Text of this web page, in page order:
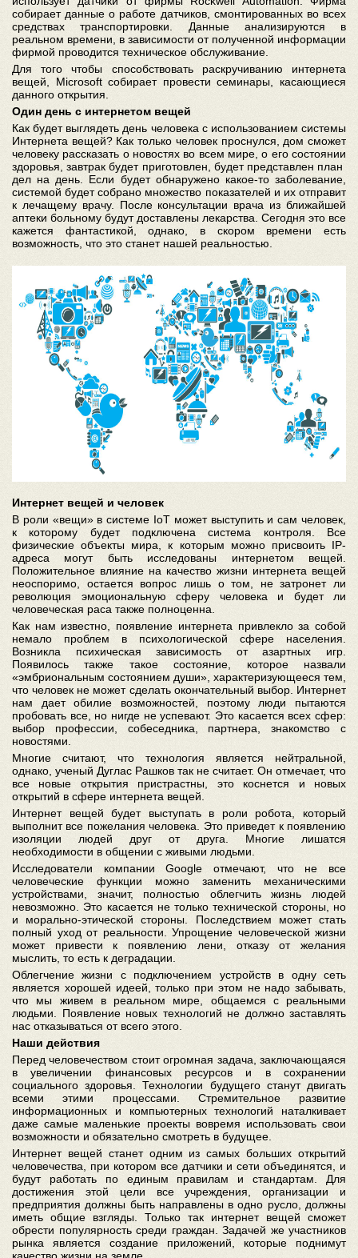
собирает данные о работе датчиков, смонтированных во всех
средствах транспортировки. Данные анализируются в
реальном времени, в зависимости от полученной информации
фирмой проводится техническое обслуживание.
Для того чтобы способствовать раскручиванию интернета
вещей, Microsoft собирает провести семинары, касающиеся
данного открытия.
Один день с интернетом вещей
Как будет выглядеть день человека с использованием системы
Интернета вещей? Как только человек проснулся, дом сможет
человеку рассказать о новостях во всем мире, о его состоянии
здоровья, завтрак будет приготовлен, будет представлен план
дел на день. Если будет обнаружено какое-то заболевание,
системой будет собрано множество показателей и их отправит
к лечащему врачу. После консультации врача из ближайшей
аптеки больному будут доставлены лекарства. Сегодня это все
кажется фантастикой, однако, в скором времени есть
возможность, что это станет нашей реальностью.
Интернет вещей и человек
В роли «вещи» в системе IoT может выступить и сам человек,
к которому будет подключена система контроля. Все
физические объекты мира, к которым можно присвоить IP-
адреса могут быть исследованы интернетом вещей.
Положительное влияние на качество жизни интернета вещей
неоспоримо, остается вопрос лишь о том, не затронет ли
революция эмоциональную сферу человека и будет ли
человеческая раса также полноценна.
Как нам известно, появление интернета привлекло за собой
немало проблем в психологической сфере населения.
Возникла психическая зависимость от азартных игр.
Появилось также такое состояние, которое назвали
«эмбриональным состоянием души», характеризующееся тем,
что человек не может сделать окончательный выбор. Интернет
нам дает обилие возможностей, поэтому люди пытаются
пробовать все, но нигде не успевают. Это касается всех сфер:
выбор профессии, собеседника, партнера, знакомство с
новостями.
Многие считают, что технология является нейтральной,
однако, ученый Дуглас Рашков так не считает. Он отмечает, что
все новые открытия пристрастны, это коснется и новых
открытий в сфере интернета вещей.
Интернет вещей будет выступать в роли робота, который
выполнит все пожелания человека. Это приведет к появлению
изоляции людей друг от друга. Многие лишатся
необходимости в общении с живыми людьми.
Исследователи компании Google отмечают, что не все
человеческие функции можно заменить механическими
устройствами, значит, полностью облегчить жизнь людей
невозможно. Это касается не только технической стороны, но
и морально-этической стороны. Последствием может стать
полный уход от реальности. Упрощение человеческой жизни
может привести к появлению лени, отказу от желания
мыслить, то есть к деградации.
Облегчение жизни с подключением устройств в одну сеть
является хорошей идеей, только при этом не надо забывать,
что мы живем в реальном мире, общаемся с реальными
людьми. Появление новых технологий не должно заставлять
нас отказываться от всего этого.
Наши действия
Перед человечеством стоит огромная задача, заключающаяся
в увеличении финансовых ресурсов и в сохранении
социального здоровья. Технологии будущего станут двигать
всеми этими процессами. Стремительное развитие
информационных и компьютерных технологий наталкивает
даже самые маленькие проекты вовремя использовать свои
возможности и обязательно смотреть в будущее.
Интернет вещей станет одним из самых больших открытий
человечества, при котором все датчики и сети объединятся, и
будут работать по единым правилам и стандартам. Для
достижения этой цели все учреждения, организации и
предприятия должны быть направлены в одно русло, должны
иметь общие взгляды. Только так интернет вещей сможет
обрести популярность среди граждан. Задачей же участников
рынка является создание приложений, которые поднимут